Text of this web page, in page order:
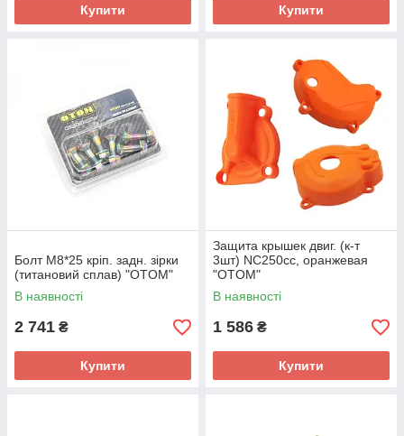
Купити Купити
Болт М8*25 кріп. задн. зірки
(титановий сплав) "OTOM"
В наявності
2 741 ₴
Купити
Защита крышек двиг. (к-т
3шт) NC250cc, оранжевая
"OTOM"
В наявності
1 586 ₴
Купити